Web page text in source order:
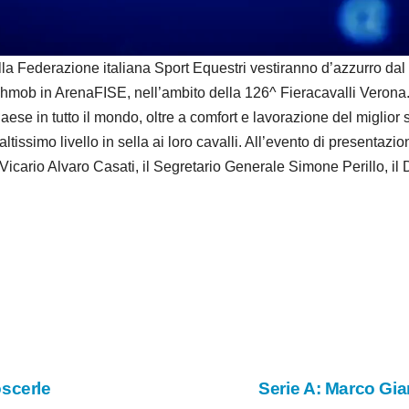
e
o
Federazione italiana Sport Equestri vestiranno d’azzurro
in ArenaFISE, nell’ambito della 126^ Fieracavalli
in tutto il mondo, oltre a comfort e lavorazione del
livello in sella ai loro cavalli. All’evento di
Alvaro Casati, il Segretario Generale Simone Perillo, il
Serie A: Marco